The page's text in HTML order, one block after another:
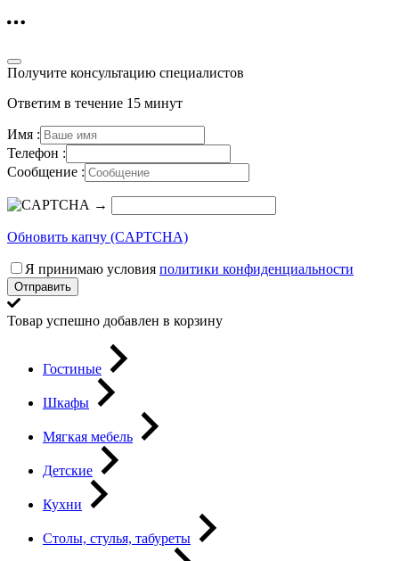
Получите консультацию специалистов
Ответим в течение 15 минут
Имя :
Телефон :
Сообщение :
→
Обновить капчу (CAPTCHA)
Я принимаю условия политики конфиденциальности
Отправить
Товар успешно добавлен в корзину
Гостиные
Шкафы
Мягкая мебель
Детские
Кухни
Столы, стулья, табуреты